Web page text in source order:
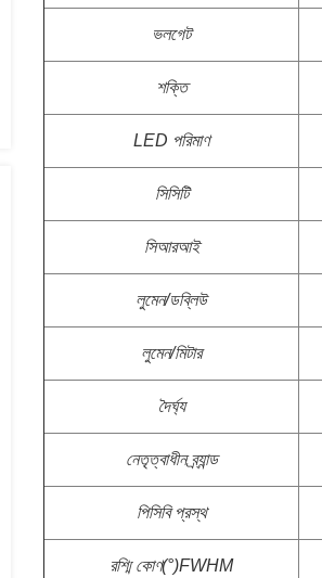
ভলগেট
শক্তি
LED পরিমাণ
সিসিটি
সিআরআই
লুমেন/ডব্লিউ
লুমেন/মিটার
দৈর্ঘ্য
নেতৃত্বাধীন ব্র্যান্ড
পিসিবি প্রস্থ
রশ্মি কোণ(°)FWHM